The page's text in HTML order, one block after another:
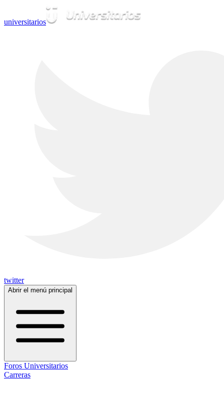
universitarios
twitter
Abrir el menú principal
Foros Universitarios
Carreras